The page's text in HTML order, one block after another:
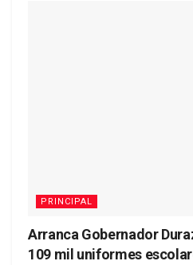
PRINCIPAL
Arranca Gobernador
109 mil uniformes